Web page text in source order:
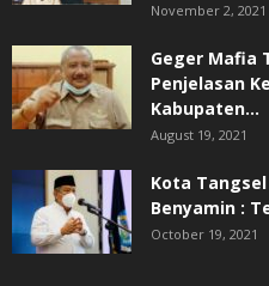
November 2, 2021
Geger Mafia
Penjelasan
Kabupaten...
August 19, 2021
Kota
Benyamin :
October 19, 2021